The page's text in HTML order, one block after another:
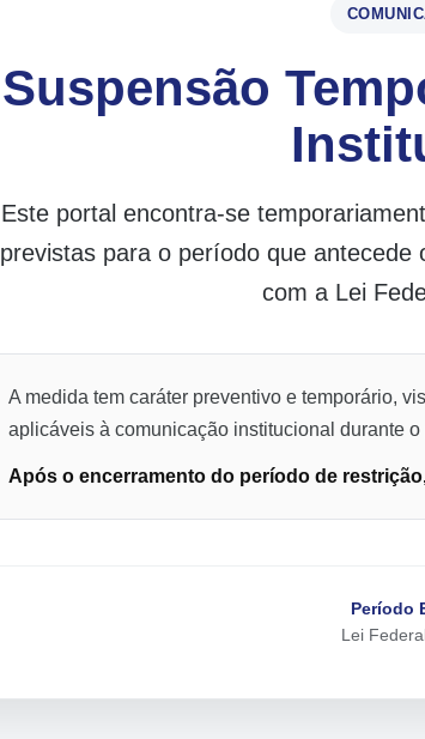
Suspensão
Este portal encontra-se
previstas para o período que
com a Lei
A medida tem caráter preventivo e temporário,
aplicáveis à comunicação institucional durante
Após o encerramento do período de
Período
Lei